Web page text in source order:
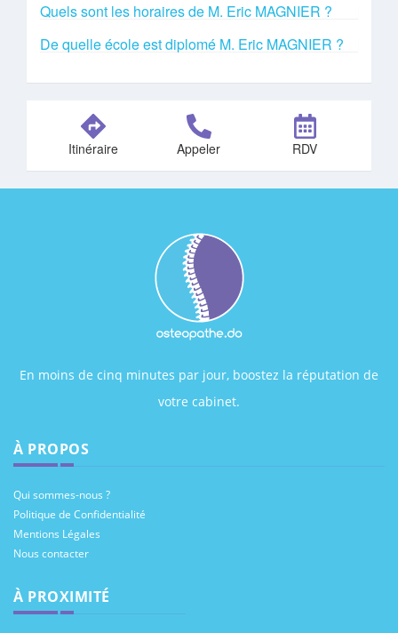
Quels sont les horaires de M. Eric MAGNIER ?
De quelle école est diplomé M. Eric MAGNIER ?
Itinéraire Appeler RDV
En moins de cinq minutes par jour, boostez la réputation de
votre cabinet.
À PROPOS
Qui sommes-nous ?
Politique de Confidentialité
Mentions Légales
Nous contacter
À PROXIMITÉ